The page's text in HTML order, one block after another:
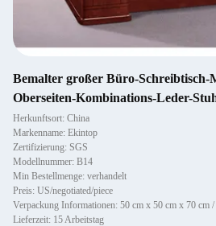
Bemalter großer Büro-Schreibtisch-
Oberseiten-Kombinations-Leder-
Herkunftsort: China
Markenname: Ekintop
Zertifizierung: SGS
Modellnummer: B14
Min Bestellmenge: verhandelt
Preis: US/negotiated/piece
Verpackung Informationen: 50 cm x 50 cm x 70 cm
Lieferzeit: 15 Arbeitstag